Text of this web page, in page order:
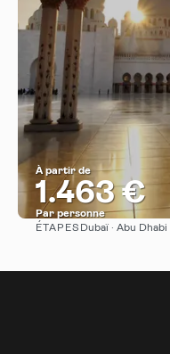
À partir de
1.463 €
Par personne
ÉTAPES Dubaï · Abu Dhabi